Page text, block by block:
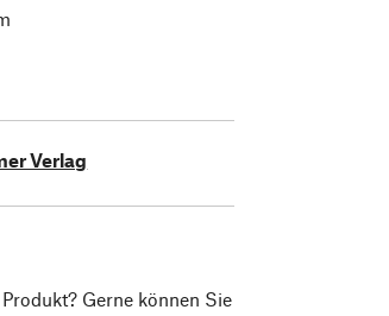
Verlag
Gerne können Sie